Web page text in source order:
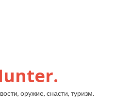
оружие, снасти, туризм.